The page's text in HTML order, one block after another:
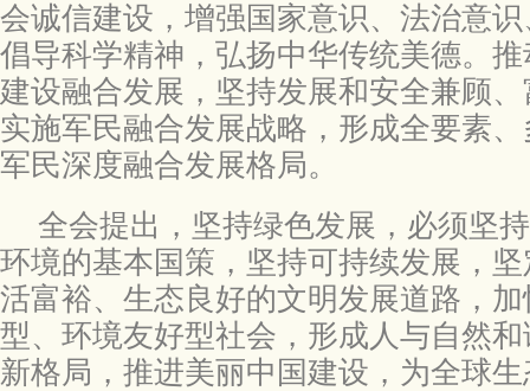
会诚信建设，增强国家意识、法治意
倡导科学精神，弘扬中华传统美德。
建设融合发展，坚持发展和安全兼顾
实施军民融合发展战略，形成全要素
军民深度融合发展格局。
全会提出，坚持绿色发展，必须坚
环境的基本国策，坚持可持续发展，
活富裕、生态良好的文明发展道路，
型、环境友好型社会，形成人与自然
新格局，推进美丽中国建设，为全球